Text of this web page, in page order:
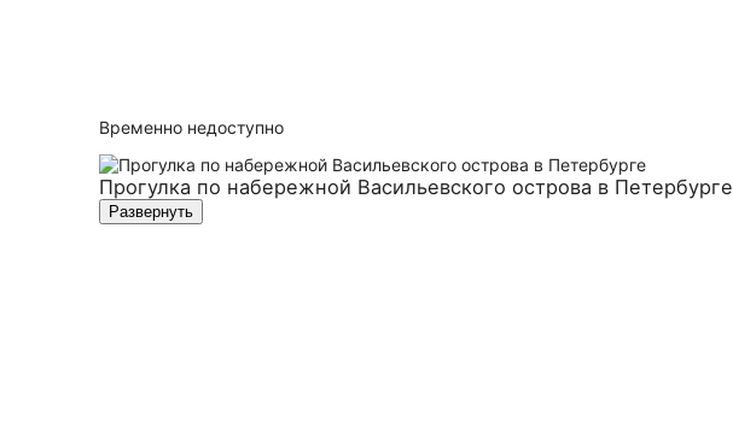
Временно недоступно
Прогулка по набережной Васильевского острова в Петербурге
Развернуть